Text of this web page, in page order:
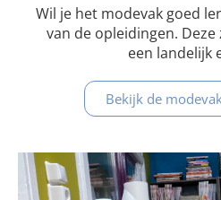
Wil je het modevak goed
van de opleidingen.
een landelijk
Bekijk de